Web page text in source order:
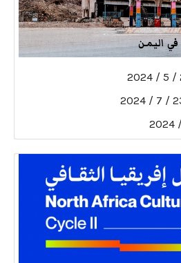
في اليمن
23 / 7